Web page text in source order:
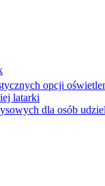
opcji
latarki
dla osób